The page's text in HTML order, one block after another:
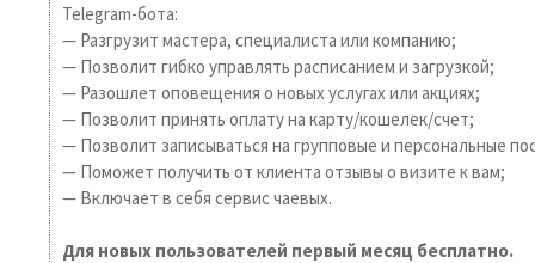
Telegram-бота:
— Разгрузит мастера, специалиста или компанию;
— Позволит гибко управлять расписанием и загрузкой;
— Разошлет оповещения о новых услугах или акциях;
— Позволит принять оплату на карту/кошелек/счет;
— Позволит записываться на групповые и персональные
— Поможет получить от клиента отзывы о визите к вам;
— Включает в себя сервис чаевых.
Для новых пользователей первый месяц бесплатно.